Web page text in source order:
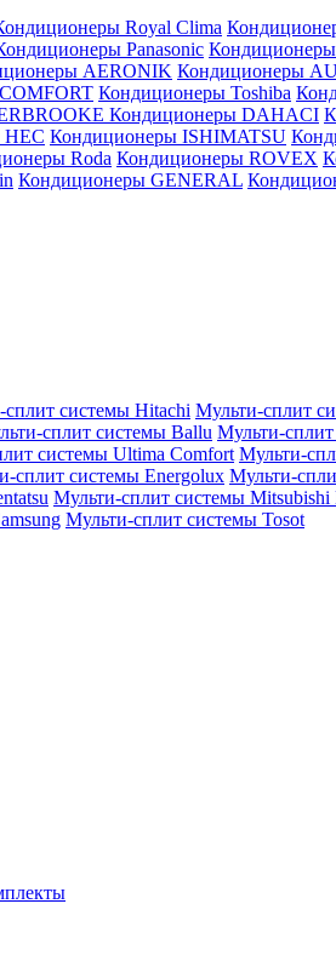
Royal Clima
Panasonic
AERONIK Кондиционеры
Кондиционеры Toshiba
Кондиционеры DAHACI
Кондиционеры ISHIMATSU
Roda Кондиционеры ROVEX
Кондиционеры GENERAL
системы Hitachi Мульти-сплит
сплит системы Ballu Мульти-
системы Ultima Comfort Мульти-
сплит системы Energolux Мульти-
Мульти-сплит системы Mitsubishi
Мульти-сплит системы Tosot